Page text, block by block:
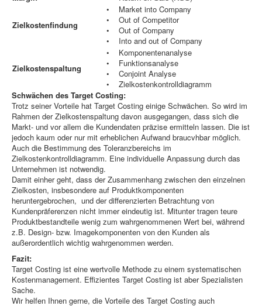
Zielkostenfindung
• Market into Company
• Out of Competitor
• Out of Company
• Into and out of Company
Zielkostenspaltung
• Komponentenanalyse
• Funktionsanalyse
• Conjoint Analyse
• Zielkostenkontrolldiagramm
Schwächen des Target Costing:
Trotz seiner Vorteile hat Target Costing einige Schwächen. So wird im
Rahmen der Zielkostenspaltung davon ausgegangen, dass sich die
Markt- und vor allem die Kundendaten präzise ermitteln lassen. Die ist
jedoch kaum oder nur mit erheblichen Aufwand braucvhbar möglich.
Auch die Bestimmung des Toleranzbereichs im
Zielkostenkontrolldiagramm. Eine individuelle Anpassung durch das
Unternehmen ist notwendig.
Damit einher geht, dass der Zusammenhang zwischen den einzelnen
Zielkosten, insbesondere auf Produktkomponenten
heruntergebrochen, und der differenzierten Betrachtung von
Kundenpräferenzen nicht immer eindeutig ist. Mitunter tragen teure
Produktbestandteile wenig zum wahrgenommenen Wert bei, während
z.B. Design- bzw. Imagekomponenten von den Kunden als
außerordentlich wichtig wahrgenommen werden.
Fazit:
Target Costing ist eine wertvolle Methode zu einem systematischen
Kostenmanagement. Effizientes Target Costing ist aber Spezialisten
Sache.
Wir helfen Ihnen gerne, die Vorteile des Target Costing auch